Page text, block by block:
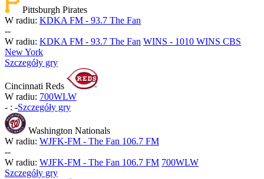
Pittsburgh Pirates
W radiu: KDKA FM - 93.7 The Fan
--
W radiu: KDKA FM - 93.7 The Fan WINS - 1010 WINS CBS
New York
Szczegóły gry
Cincinnati Reds
W radiu: 700WLW
- : -Szczegóły gry
Washington Nationals
W radiu: WJFK-FM - The Fan 106.7 FM
--
W radiu: WJFK-FM - The Fan 106.7 FM 700WLW
Szczegóły gry